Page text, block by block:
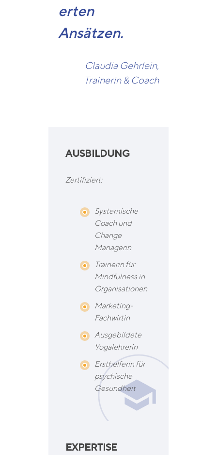
erten
Ansätzen.
Claudia Gehrlein,
Trainerin & Coach
AUSBILDUNG
Zertifiziert:
Systemische
Coach und
Change
Managerin
Trainerin für
Mindfulness in
Organisationen
Marketing-
Fachwirtin
Ausgebildete
Yogalehrerin
Ersthelferin für
psychische
Gesundheit
EXPERTISE